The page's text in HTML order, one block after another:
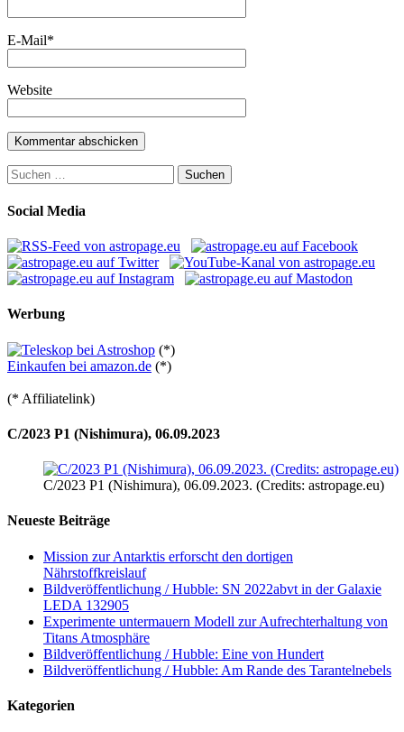
E-Mail*
Website
Suchen
nach:
Social Media
Werbung
(*)
Einkaufen bei amazon.de (*)
(* Affiliatelink)
C/2023 P1 (Nishimura), 06.09.2023
C/2023 P1 (Nishimura), 06.09.2023. (Credits: astropage.eu)
Neueste Beiträge
Mission zur Antarktis erforscht den dortigen
Nährstoffkreislauf
Bildveröffentlichung / Hubble: SN 2022abvt in der Galaxie
LEDA 132905
Experimente untermauern Modell zur Aufrechterhaltung von
Titans Atmosphäre
Bildveröffentlichung / Hubble: Eine von Hundert
Bildveröffentlichung / Hubble: Am Rande des Tarantelnebels
Kategorien